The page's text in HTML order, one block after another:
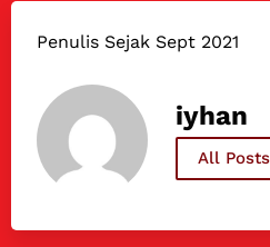
Penulis Sejak Sept 2021
iyhan
All Posts